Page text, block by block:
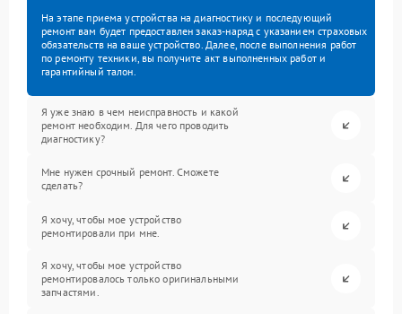
На этапе приема устройства на диагностику и последующий
ремонт вам будет предоставлен заказ-наряд с указанием страховых
обязательств на ваше устройство. Далее, после выполнения работ
по ремонту техники, вы получите акт выполненных работ и
гарантийный талон.
Я уже знаю в чем неисправность и какой
ремонт необходим. Для чего проводить
диагностику?
Мне нужен срочный ремонт. Сможете
сделать?
Я хочу, чтобы мое устройство
ремонтировали при мне.
Я хочу, чтобы мое устройство
ремонтировалось только оригинальными
запчастями.